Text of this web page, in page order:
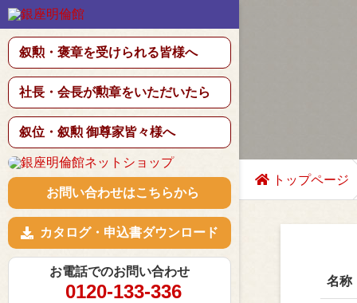
叙勲・褒章を受けられる皆様へ
社長・会長が勲章をいただいたら
叙位・叙勲 御尊家皆々様へ
お問い合わせはこちらから
カタログ・申込書ダウンロード
お電話でのお問い合わせ
0120-133-336
トップページ
名称